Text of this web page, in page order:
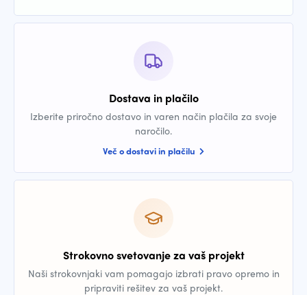
Dostava in plačilo
Izberite priročno dostavo in varen način plačila za svoje
naročilo.
Več o dostavi in plačilu
Strokovno svetovanje za vaš projekt
Naši strokovnjaki vam pomagajo izbrati pravo opremo in
pripraviti rešitev za vaš projekt.